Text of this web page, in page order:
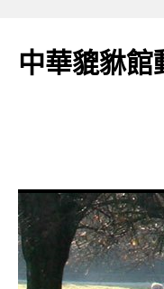
主
中華貔貅